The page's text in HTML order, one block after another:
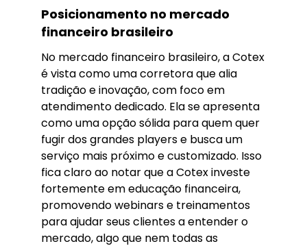
Posicionamento no mercado
financeiro brasileiro
No mercado financeiro brasileiro, a Cotex
é vista como uma corretora que alia
tradição e inovação, com foco em
atendimento dedicado. Ela se apresenta
como uma opção sólida para quem quer
fugir dos grandes players e busca um
serviço mais próximo e customizado. Isso
fica claro ao notar que a Cotex investe
fortemente em educação financeira,
promovendo webinars e treinamentos
para ajudar seus clientes a entender o
mercado, algo que nem todas as